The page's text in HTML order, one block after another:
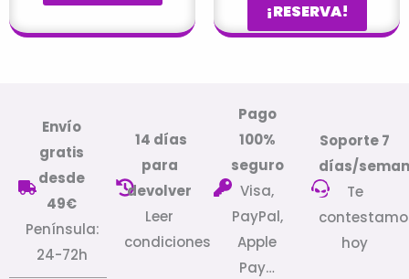
¡RESERVA!
Envío
gratis
desde
49€
Península:
24-72h
14 días
para
devolver
Leer
condiciones
Pago
100%
seguro
Visa,
PayPal,
Apple
Pay…
Soporte 7
días/
Te
hoy